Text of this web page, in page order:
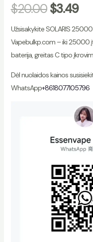
$20.00 $3.49
Užsisakykite SOLARIS
Vapebulkp.com – iki 25000
baterija, greitas C tipo
Dėl nuolaidos kainos
WhatsApp+8618077105796